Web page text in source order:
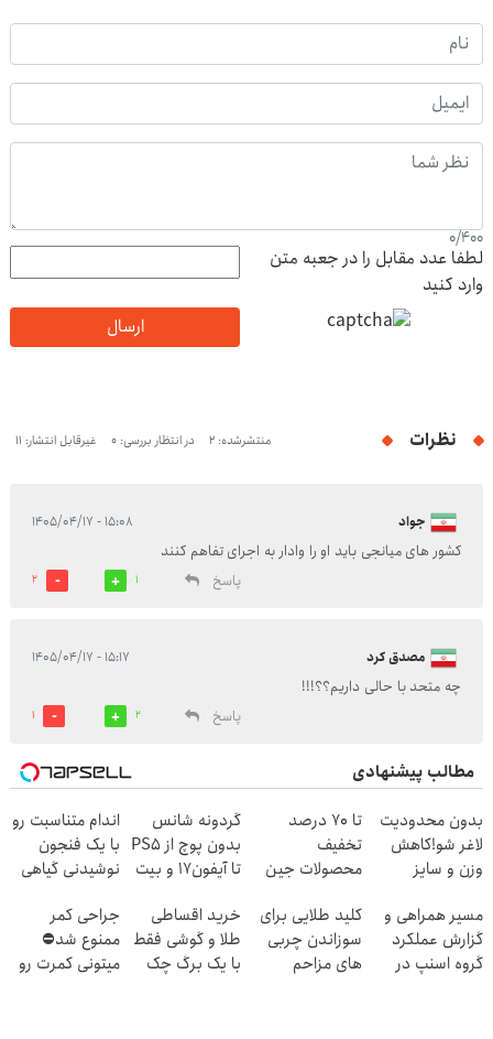
0/400
لطفا عدد مقابل را در جعبه متن
وارد کنید
ارسال
نظرات منتشرشده: 2 در انتظار بررسی: 0 غیرقابل انتشار: 11
جواد ۱۵:۰۸ - ۱۴۰۵/۰۴/۱۷
کشور های میانجی باید او را وادار به اجرای تفاهم کنند
پاسخ
1
2
مصدق کرد ۱۵:۱۷ - ۱۴۰۵/۰۴/۱۷
چه متحد با حالی داریم؟؟!!!
پاسخ
2
1
مطالب پیشنهادی
بدون محدودیت
لاغر شو!کاهش
وزن و سایز
چربیسوزگیاهی◀️لینک
خرید
تا 70 درصد
تخفیف
محصولات جین
4 قسط
گردونه شانس
بدون پوچ از PS5
تا آیفون17 و بیت
اندام متناسبت رو
با یک فنجون
نوشیدنی گیاهی
خرید با تخفیف
🎁
مسیر همراهی و
گزارش عملکرد
گروه اسنپ در
کلید طلایی برای
سوزاندن چربی
های مزاحم
خرید اقساطی
طلا و گوشی فقط
با یک برگ چک
جراحی کمر
ممنوع شد⛔
میتونی کمرت رو